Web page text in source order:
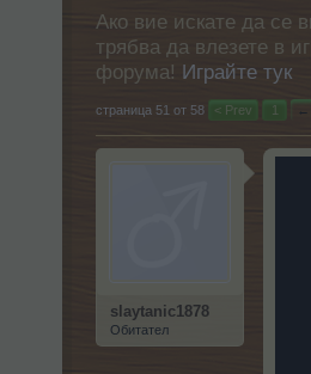
Ако вие искате да се
трябва да влезете в
форума! Играйте тук
страница 51 от 58 < Prev 1 ←
slaytanic1878
Обитател